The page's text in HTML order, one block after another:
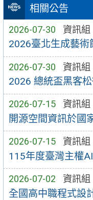
相關公告
2026-07-30 資訊組
2026臺北生成藝術
2026-07-30 資訊組
2026 總統盃黑客
2026-07-15 資訊組
開源空間資訊於國
2026-07-15 資訊組
115年度臺灣主權
2026-07-02 資訊組
全國高中職程式設